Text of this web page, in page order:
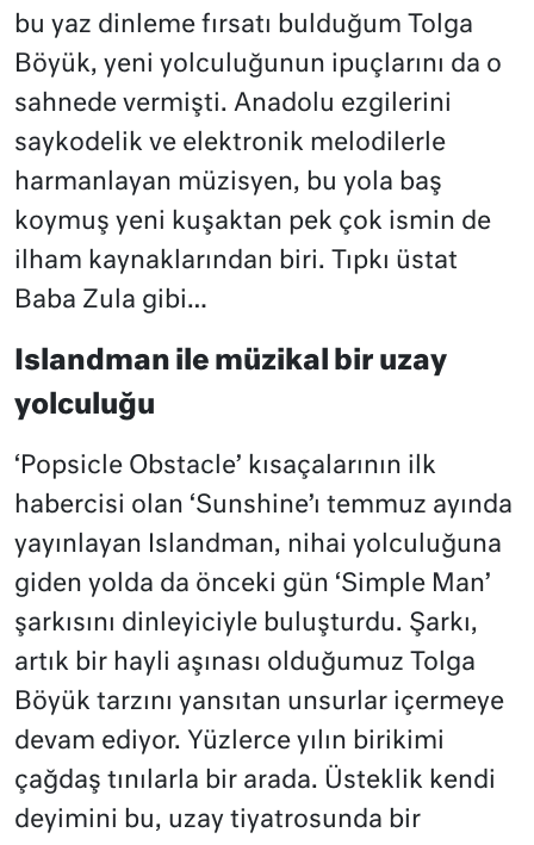
bu yaz dinleme fırsatı bulduğum Tolga
Böyük, yeni yolculuğunun ipuçlarını da o
sahnede vermişti. Anadolu ezgilerini
saykodelik ve elektronik melodilerle
harmanlayan müzisyen, bu yola baş
koymuş yeni kuşaktan pek çok ismin de
ilham kaynaklarından biri. Tıpkı üstat
Baba Zula gibi…
Islandman ile müzikal bir uzay
yolculuğu
‘Popsicle Obstacle’ kısaçalarının ilk
habercisi olan ‘Sunshine’ı temmuz ayında
yayınlayan Islandman, nihai yolculuğuna
giden yolda da önceki gün ‘Simple Man’
şarkısını dinleyiciyle buluşturdu. Şarkı,
artık bir hayli aşınası olduğumuz Tolga
Böyük tarzını yansıtan unsurlar içermeye
devam ediyor. Yüzlerce yılın birikimi
çağdaş tınılarla bir arada. Üsteklik kendi
deyimini bu, uzay tiyatrosunda bir